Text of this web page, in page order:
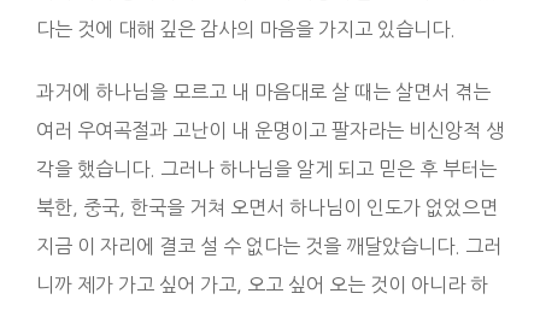
다는 것에 대해 깊은 감사의 마음을 가지고 있습니다.
과거에 하나님을 모르고 내 마음대로 살 때는 살면서 겪는
여러 우여곡절과 고난이 내 운명이고 팔자라는 비신앙적 생
각을 했습니다. 그러나 하나님을 알게 되고 믿은 후 부터는
북한, 중국, 한국을 거쳐 오면서 하나님이 인도가 없었으면
지금 이 자리에 결코 설 수 없다는 것을 깨달았습니다. 그러
니까 제가 가고 싶어 가고, 오고 싶어 오는 것이 아니라 하